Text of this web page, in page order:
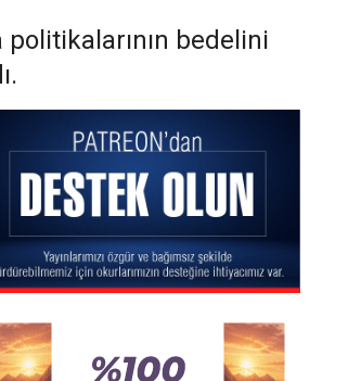
bedelini